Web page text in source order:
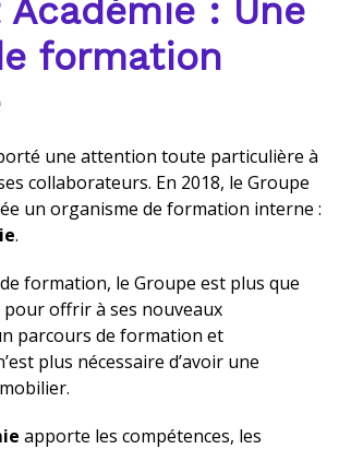
Académie : Une
formation
une attention toute particulière à
collaborateurs. En 2018, le Groupe
un organisme de formation interne :
.
formation, le Groupe est plus que
offrir à ses nouveaux
parcours de formation et
plus nécessaire d’avoir une
apporte les compétences, les